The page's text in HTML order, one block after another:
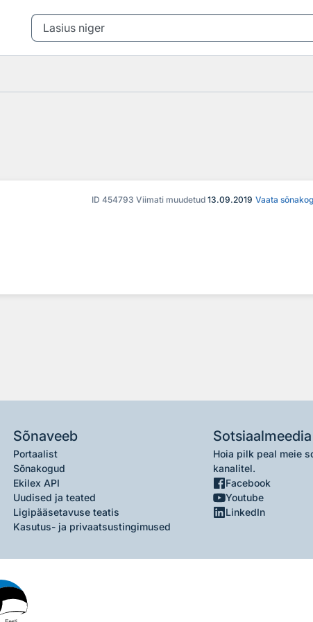
ID 454793 Viimati muudetud 13.09.2019 Vaata
Sõnaveeb
Portaalist
Sõnakogud
Ekilex API
Uudised ja teated
Ligipääsetavuse teatis
Kasutus- ja privaatsustingimused
Sotsiaalmeedia
Hoia pilk peal meie
kanalitel.
Facebook
Youtube
LinkedIn